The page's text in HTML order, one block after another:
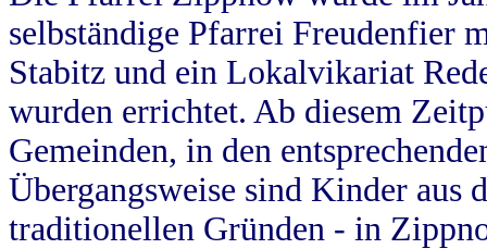
selbständige Pfarrei Freudenfier
Stabitz und ein Lokalvikariat
wurden errichtet. Ab diesem
Gemeinden, in den
Übergangsweise sind Kinder aus
traditionellen Gründen - in